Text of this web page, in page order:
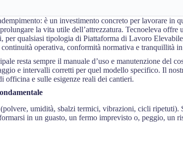
è un investimento concreto per lavorare in
la vita utile dell’attrezzatura. Tecnoeleva offre
per qualsiasi tipologia di Piattaforma di Lavoro
operativa, conformità normativa e tranquillità
resta sempre il manuale d’uso e manutenzione del
e intervalli corretti per quel modello specifico. Il
officina e sulle esigenze reali dei cantieri.
umidità, sbalzi termici, vibrazioni, cicli ripetuti).
in un guasto, un fermo imprevisto o, peggio, un